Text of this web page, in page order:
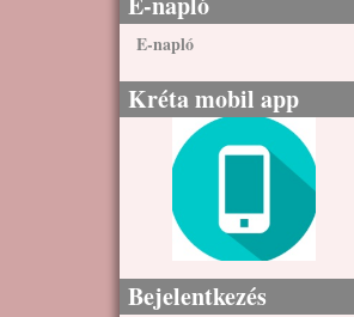
E-napló
Kréta mobil app
Bejelentkezés